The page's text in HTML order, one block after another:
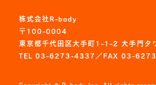
株式会社R-body
〒100-0004
東京都千代田区大手町1-1-2 大手門タ
TEL 03-6273-4337／FAX 03-